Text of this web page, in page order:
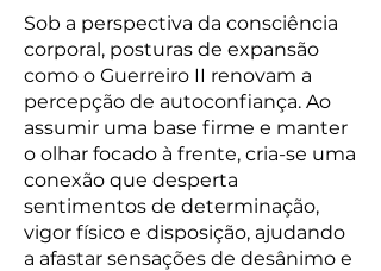
Sob a perspectiva da consciência
corporal, posturas de expansão
como o Guerreiro II renovam a
percepção de autoconfiança. Ao
assumir uma base firme e manter
o olhar focado à frente, cria-se uma
conexão que desperta
sentimentos de determinação,
vigor físico e disposição, ajudando
a afastar sensações de desânimo e